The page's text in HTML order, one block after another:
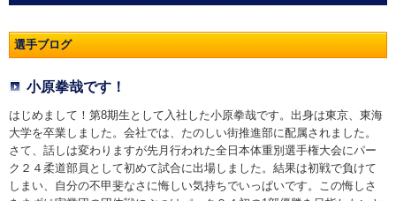
選手ブログ
小原拳哉です！
はじめまして！第8期生として入社した小原拳哉です。出身は東京、東海
大学を卒業しました。会社では、たのしい街推進部に配属されました。
さて、話しは変わりますが先月行われた全日本体重別選手権大会にパー
ク２４柔道部員として初めて試合に出場しました。結果は初戦で負けて
しまい、自分の不甲斐なさに悔しい気持ちでいっぱいです。この悔しさ